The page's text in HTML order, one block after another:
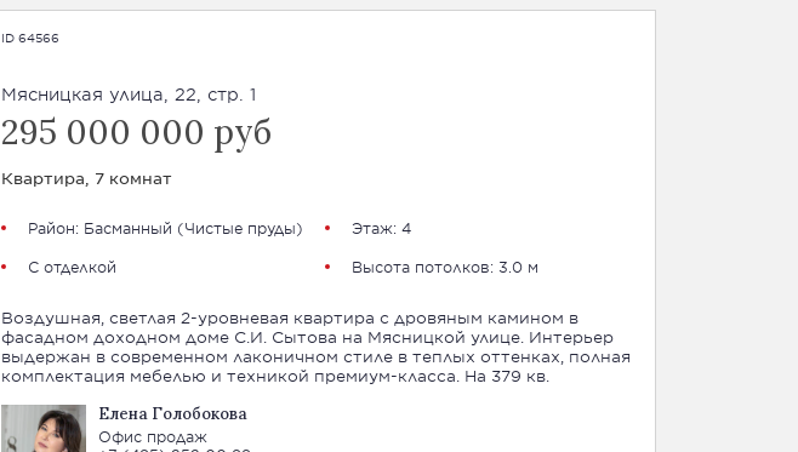
ID 64566
Мясницкая улица, 22, стр. 1
295 000 000 руб
Квартира, 7 комнат
Район: Басманный (Чистые пруды)
Этаж: 4
С отделкой
Высота потолков: 3.0 м
Воздушная, светлая 2-уровневая квартира с дровяным камином в
фасадном доходном доме С.И. Сытова на Мясницкой улице. Интерьер
выдержан в современном лаконичном стиле в теплых оттенках, полная
комплектация мебелью и техникой премиум-класса. На 379 кв.
Елена Голобокова
Офис продаж